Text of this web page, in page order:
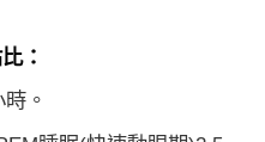
：
。